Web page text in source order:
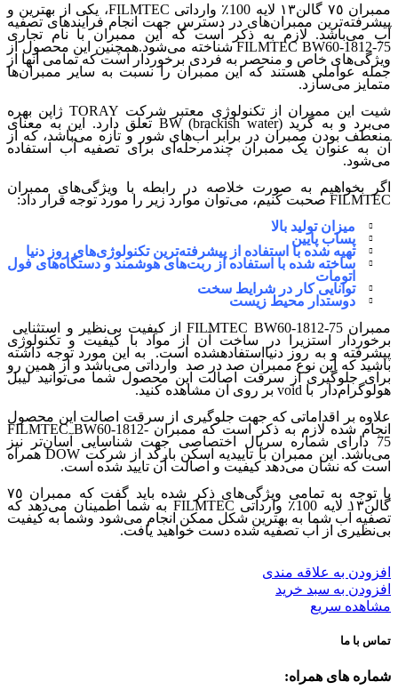
ممبران ٧٥ گالن١٣ لایه 100٪ وارداتی FILMTEC، یکی از بهترین و
پیشرفته‌ترین ممبران‌های در دسترس جهت انجام فرآیندهای تصفیه
آب می‌باشد. لازم به ذکر است که این ممبران با نام تجاری
FILMTEC BW60-1812-75 شناخته می‌شود.همچنین این محصول از
ویژگی‌های خاص و منحصر به فردی برخوردار است که تمامی آنها از
جمله عواملی هستند که این ممبران را نسبت به سایر ممبران‌ها
متمایز می‌سازد.
شیت این ممبران از تکنولوژی معتبر شرکت TORAY ژاپن بهره
می‌برد و به گرید BW (brackish water) تعلق دارد. این به معنای
منعطف بودن ممبران در برابر آب‌های شور و تازه می‌باشد، که از
آن به عنوان یک ممبران چندمرحله‌ای برای تصفیه آب استفاده
می‌شود.
اگر بخواهیم به صورت خلاصه در رابطه با ویژگی‌های ممبران
FILMTEC صحبت کنیم، می‌توان موارد زیر را مورد توجه قرار داد:
میزان تولید بالا
پساب پایین
تهیه شده با استفاده از پیشرفته‌ترین تکنولوژی‌های روز دنیا
ساخته شده با استفاده از ربت‌های هوشمند و دستگاه‌های فول
اتومات
توانایی کار در شرایط سخت
دوستدار محیط زیست
ممبران FILMTEC BW60-1812-75 از کیفیت بی‌نظیر و استثنایی
برخوردار استزیرا در ساخت آن از مواد با کیفیت و تکنولوژی
پیشرفته و به روز دنیااستفادهشده است. به این مورد توجه داشته
باشید که این نوع ممبران صد در صد وارداتی می‌باشد و از همین رو
برای جلوگیری از سرقت اصالت این محصول شما می‌توانید لیبل
هولوگرام‌دار با void بر روی آن مشاهده کنید.
علاوه بر اقداماتی که جهت جلوگیری از سرقت اصالت این محصول
انجام شده لازم به ذکر است که ممبران FILMTEC BW60-1812-
75 دارای شماره سریال اختصاصی جهت شناسایی آسان‌تر نیز
می‌باشد. این ممبران با تاییدیه اسکن بارکد از شرکت DOW همراه
است که نشان می‌دهد کیفیت و اصالت آن تایید شده است.
با توجه به تمامی ویژگی‌های ذکر شده باید گفت که ممبران ٧٥
گالن١٣ لایه 100٪ وارداتی FILMTEC به شما اطمینان می‌دهد که
تصفیه آب شما به بهترین شکل ممکن انجام می‌شود وشما به کیفیت
بی‌نظیری از آب تصفیه شده دست خواهید یافت.
افزودن به علاقه مندی
افزودن به سبد خرید
مشاهده سریع
تماس با ما
شماره های همراه: